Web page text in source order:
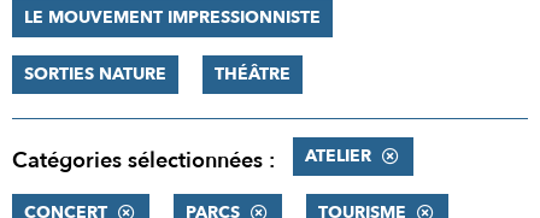
LE MOUVEMENT IMPRESSIONNISTE
SORTIES NATURE THÉÂTRE
Catégories sélectionnées : ATELIER
CONCERT PARCS TOURISME